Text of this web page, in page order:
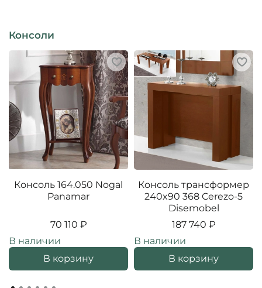
Консоли
Консоль 164.050 Nogal
Panamar
70 110 ₽
В наличии
В корзину
Консоль трансформер
240x90 368 Cerezo-5
Disemobel
187 740 ₽
В наличии
В корзину